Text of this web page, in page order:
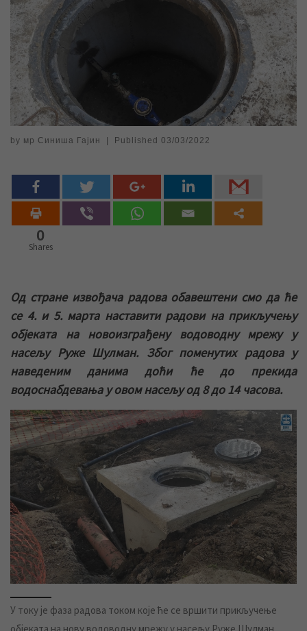
by мр Синиша Гајин Published 03/03/2022
0
Shares
Од стране извођача радова обавештени смо да ће
се 4. и 5. марта наставити радови на прикључењу
објеката на новоизграђену водоводну мрежу у
насељу Руже Шулман. Због поменутих радова у
наведеним данима доћи ће до прекида
водоснабдевања у овом насељу од 8 до 14 часова.
У току је фаза радова током које ће се вршити прикључење